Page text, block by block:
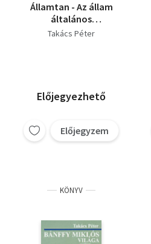
Államtan - Az állam
általános
sajátosságai
Takács Péter
Előjegyezhető
Előjegyzem
KÖNYV